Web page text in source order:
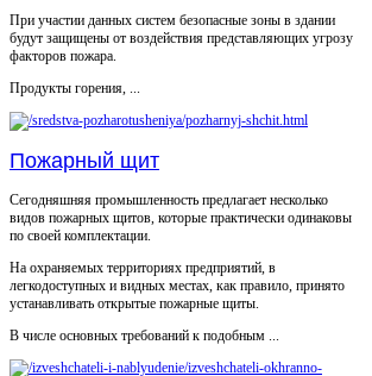
При участии данных систем безопасные зоны в здании
будут защищены от воздействия представляющих угрозу
факторов пожара.
Продукты горения, ...
Пожарный щит
Сегодняшняя промышленность предлагает несколько
видов пожарных щитов, которые практически одинаковы
по своей комплектации.
На охраняемых территориях предприятий, в
легкодоступных и видных местах, как правило, принято
устанавливать открытые пожарные щиты.
В числе основных требований к подобным ...